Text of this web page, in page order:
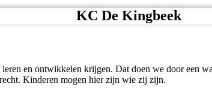
KC De Kingbeek
en ontwikkelen krijgen. Dat doen we door een
Kinderen mogen hier zijn wie zij zijn.